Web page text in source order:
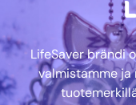
LifeSaver brändi
valmistamme ja